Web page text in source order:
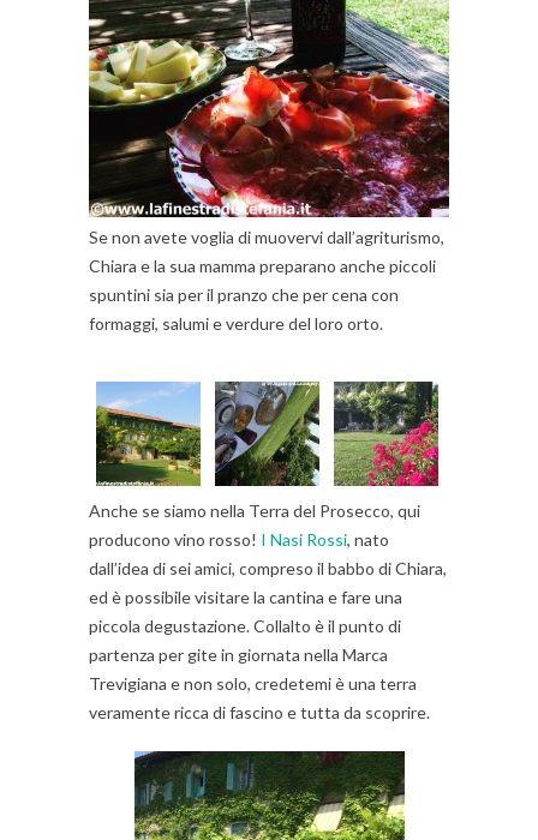
Se non avete voglia di muovervi dall’agriturismo,
Chiara e la sua mamma preparano anche piccoli
spuntini sia per il pranzo che per cena con
formaggi, salumi e verdure del loro orto.
Anche se siamo nella Terra del Prosecco, qui
producono vino rosso! I Nasi Rossi, nato
dall’idea di sei amici, compreso il babbo di Chiara,
ed è possibile visitare la cantina e fare una
piccola degustazione. Collalto è il punto di
partenza per gite in giornata nella Marca
Trevigiana e non solo, credetemi è una terra
veramente ricca di fascino e tutta da scoprire.